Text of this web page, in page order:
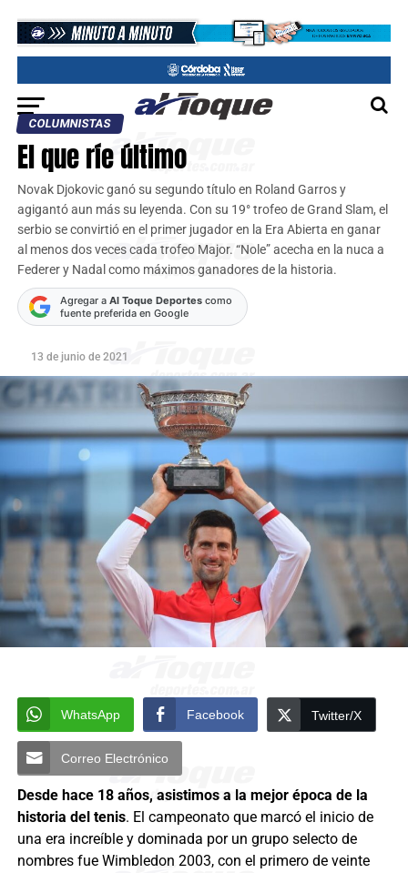
COLUMNISTAS
El que ríe último
Novak Djokovic ganó su segundo título en Roland Garros y
agigantó aun más su leyenda. Con su 19° trofeo de Grand Slam, el
serbio se convirtió en el primer jugador en la Era Abierta en ganar
al menos dos veces cada trofeo Major. “Nole” acecha en la nuca a
Federer y Nadal como máximos ganadores de la historia.
Agregar a Al Toque Deportescomo
fuente preferida en Google
13 de junio de 2021
WhatsApp Facebook Twitter/X
Correo Electrónico
Desde hace 18 años, asistimos a la mejor época de la
historia del tenis. El campeonato que marcó el inicio de
una era increíble y dominada por un grupo selecto de
nombres fue Wimbledon 2003, con el primero de veinte